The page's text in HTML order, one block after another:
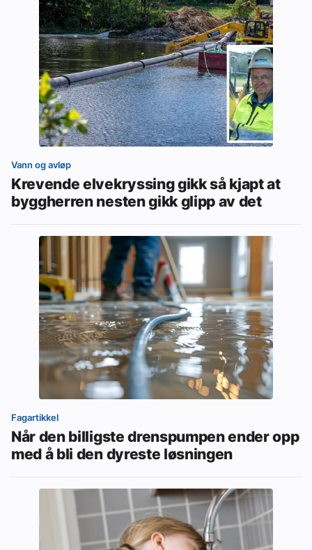
Vann og avløp
Krevende elvekryssing gikk så kjapt at
byggherren nesten gikk glipp av det
Fagartikkel
Når den billigste drenspumpen ender opp
med å bli den dyreste løsningen